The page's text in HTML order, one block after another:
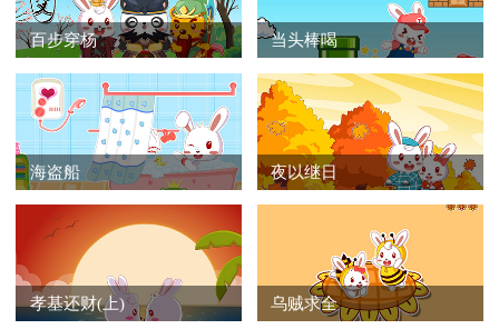
百步穿杨 当头棒喝
海盗船 夜以继日
孝基还财(上) 乌贼求全